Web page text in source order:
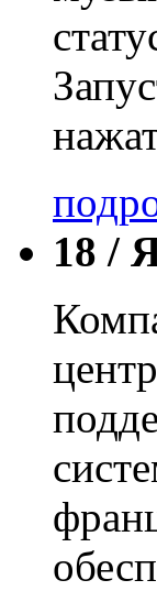
18 /